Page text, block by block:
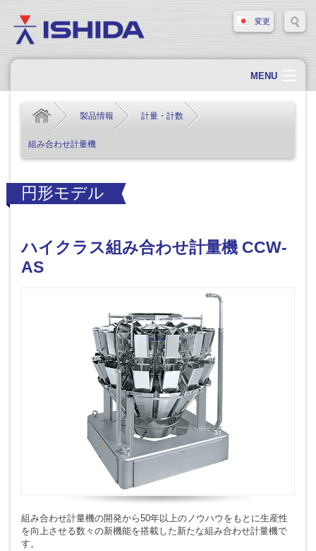
変更
MENU
会社概要
製品情報
新着情報
製品情報 計量・計数
組み合わせ計量機
円形モデル
ハイクラス組み合わせ計量機 CCW-
AS
組み合わせ計量機の開発から50年以上のノウハウをもとに生産性
を向上させる数々の新機能を搭載した新たな組み合わせ計量機で
す。